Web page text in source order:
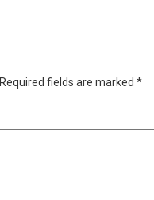
Required fields are marked *